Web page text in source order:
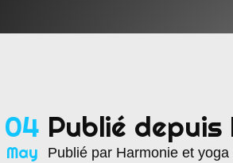
04
May
Publié depuis
Publié par Harmonie et yoga